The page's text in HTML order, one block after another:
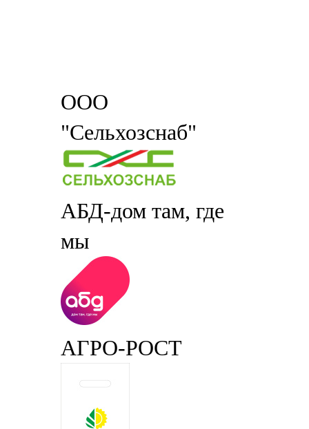
ООО
"Сельхозснаб"
АБД-дом там, где
мы
АГРО-РОСТ